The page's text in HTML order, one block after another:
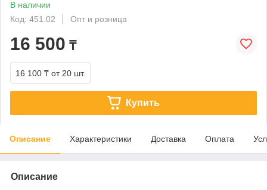
В наличии
Код: 451.02
Опт и розница
16 500 ₸
16 100 ₸ от 20 шт.
Купить
Описание Характеристики Доставка Оплата
Описание